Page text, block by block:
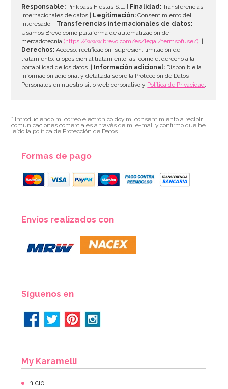
Responsable: Pinkbass Fiestas S.L. | Finalidad: Transferencias
internacionales de datos |
Legitimación: Consentimiento del
interesado. | Transferencias internacionales de datos:
Usamos Brevo como plataforma de automatización de
mercadotecnia(https://www.brevo.com/es/legal/termsofuse/). |
Derechos: Acceso, rectificación, supresión, limitación de
tratamiento, u oposición al tratamiento, así como el derecho a la
portabilidad de los datos. |
Información adicional: Disponible la
información adicional y detallada sobre la Protección de Datos
Personales en nuestro sitio web corporativo y Política de Privacidad.
* Introduciendo mi correo electrónico doy mi consentimiento a recibir
comunicaciones comerciales a través de mi e-mail y confirmo que he
leído la política de Protección de Datos.
Formas de pago
Envíos realizados con
Síguenos en
My Karamelli
Inicio